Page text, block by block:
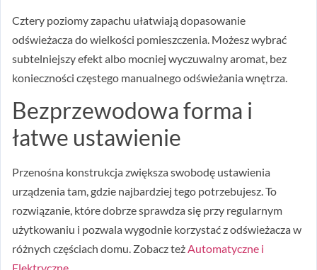
Cztery poziomy zapachu ułatwiają dopasowanie
odświeżacza do wielkości pomieszczenia. Możesz wybrać
subtelniejszy efekt albo mocniej wyczuwalny aromat, bez
konieczności częstego manualnego odświeżania wnętrza.
Bezprzewodowa forma i
łatwe ustawienie
Przenośna konstrukcja zwiększa swobodę ustawienia
urządzenia tam, gdzie najbardziej tego potrzebujesz. To
rozwiązanie, które dobrze sprawdza się przy regularnym
użytkowaniu i pozwala wygodnie korzystać z odświeżacza w
różnych częściach domu. Zobacz teżAutomatyczne i